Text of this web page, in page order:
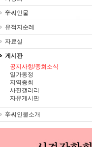
辛씨인물
유적지순례
자료실
게시판
공지사항/종회소식
일가동정
지역종회
사진갤러리
자유게시판
辛씨인물소개